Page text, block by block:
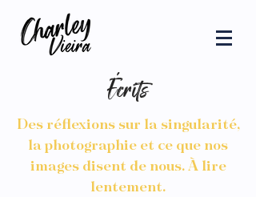
Écrits
Des réflexions sur la singularité,
la photographie et ce que nos
images disent de nous. À lire
lentement.